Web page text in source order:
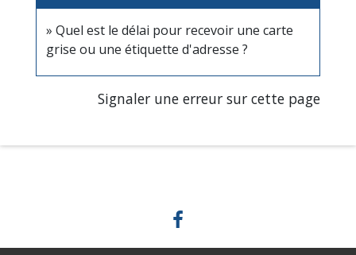
Quel est le délai pour recevoir une carte
grise ou une étiquette d'adresse ?
Signaler une erreur sur cette page